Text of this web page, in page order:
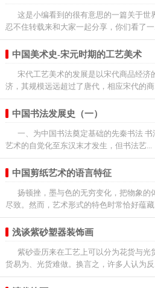
这是小编看到的很有意思的一篇关于世
忍不住转载来和大家一起分享，你们看了一
中国美术史-宋元时期的工艺美术
宋代工艺美术的发展是以宋代商品经济
济，其规模远远超过了唐代，相应宋代的商
中国书法发展史（一）
一、为中国书法奠定基础的先秦书法
艺术的自觉化至东汉末才发生，但书法艺...
中国剪纸艺术的语言特征
扬顿挫，墨与色的无穷变化，把物象的
尽致。然而，艺术形式的特色时常恰好蕴藏
浅谈紫砂塑器装饰画
紫砂壶历来在工艺上可以分为花货与光
货易为、光货难做。换言之，许多人认为反